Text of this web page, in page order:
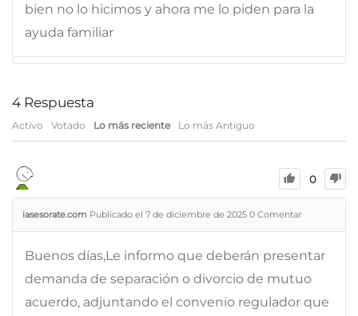
bien no lo hicimos y ahora me lo piden para la
ayuda familiar
4 Respuesta
Activo Votado Lo más reciente Lo más Antiguo
0
iasesorate.com Publicado el 7 de diciembre de 2025 0 Comentar
Buenos días,Le informo que deberán presentar
demanda de separación o divorcio de mutuo
acuerdo, adjuntando el convenio regulador que